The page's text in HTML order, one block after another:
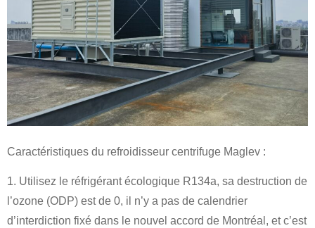
Caractéristiques du refroidisseur centrifuge Maglev :
1. Utilisez le réfrigérant écologique R134a, sa destruction de
l’ozone (ODP) est de 0, il n’y a pas de calendrier
d’interdiction fixé dans le nouvel accord de Montréal, et c’est